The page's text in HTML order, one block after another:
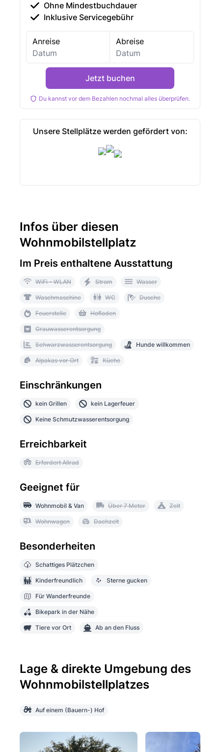
Ohne Mindestbuchdauer
Inklusive Servicegebühr
Anreise Abreise
Jetzt buchen
Du kannst vor dem Bezahlen nochmal alles überprüfen.
Unsere Stellplätze werden gefördert von:
Infos über diesen
Wohnmobilstellplatz
Im Preis enthaltene Ausstattung
WiFi - WLAN Strom Wasser
Waschmaschine WC Dusche
Feuerstelle Hofladen
Grauwasserentsorgung
Schwarzwasserentsorgung Hunde willkommen
Alpakas vor Ort Küche
Einschränkungen
kein Grillen kein Lagerfeuer
Keine Schmutzwasserentsorgung
Erreichbarkeit
Erfordert Allrad
Geeignet für
Wohnmobil & Van Über 7 Meter Zelt
Wohnwagen Dachzelt
Besonderheiten
Schattiges Plätzchen
Kinderfreundlich Sterne gucken
Für Wanderfreunde
Bikepark in der Nähe
Tiere vor Ort Ab an den Fluss
Lage & direkte Umgebung des
Wohnmobilstellplatzes
Auf einem (Bauern-) Hof